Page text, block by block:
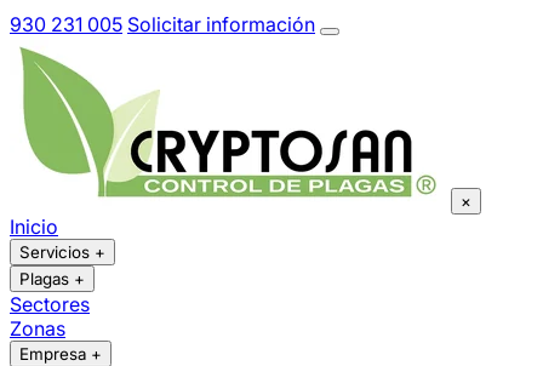
930 231 005 Solicitar información
×
Inicio
Servicios +
Plagas +
Sectores
Zonas
Empresa +